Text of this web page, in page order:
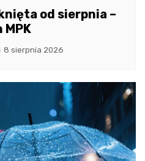
od sierpnia –
8 sierpnia 2026